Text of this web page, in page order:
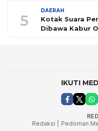
5
DAERAH
Kotak Suara
Dibawa Kabur
IKUTI
Redaksi |
Pedoman